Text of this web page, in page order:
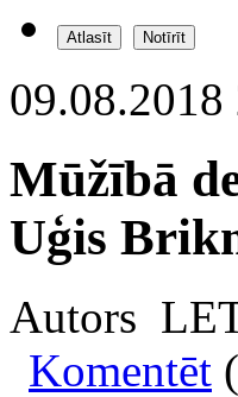
09.08.2018
Mūžībā
Uģis
Autors
Komentēt